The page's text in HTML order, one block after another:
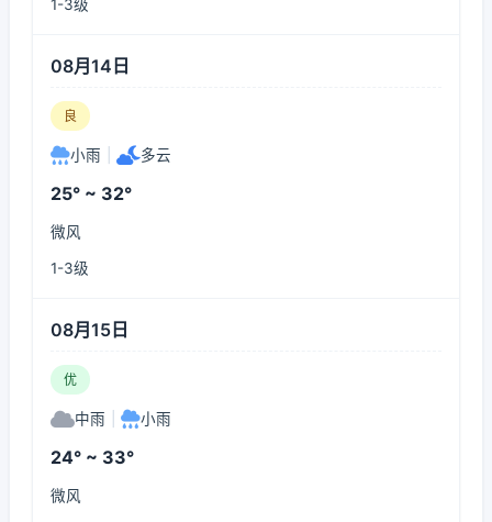
1-3级
08月14日
良
小雨 多云
25° ~ 32°
微风
1-3级
08月15日
优
中雨 小雨
24° ~ 33°
微风